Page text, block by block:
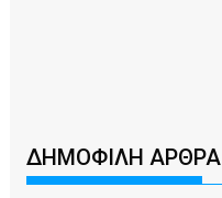
ΔΗΜΟΦΙΛΗ ΑΡΘΡΑ